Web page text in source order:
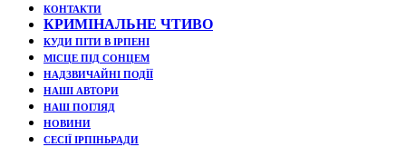
КОНТАКТИ
КРИМІНАЛЬНЕ ЧТИВО
КУДИ ПІТИ В ІРПЕНІ
МІСЦЕ ПІД СОНЦЕМ
НАДЗВИЧАЙНІ ПОДЇЇ
НАШІ АВТОРИ
НАШ ПОГЛЯД
НОВИНИ
СЕСІЇ ІРПІНЬРАДИ